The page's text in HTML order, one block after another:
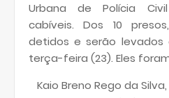
Urbana de Polícia
cabíveis.Dos 10
detidos e serão levados
terça-feira (23). Eles
Kaio Breno Rego da